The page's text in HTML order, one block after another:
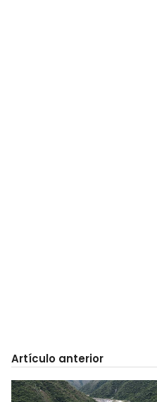
Artículo anterior